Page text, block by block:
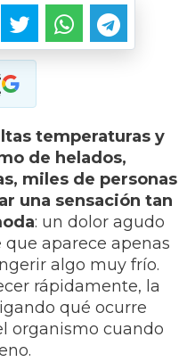
temperaturas y
de helados,
miles de personas
una sensación tan
: un dolor agudo
aparece apenas
algo muy frío.
rápidamente, la
qué ocurre
organismo cuando